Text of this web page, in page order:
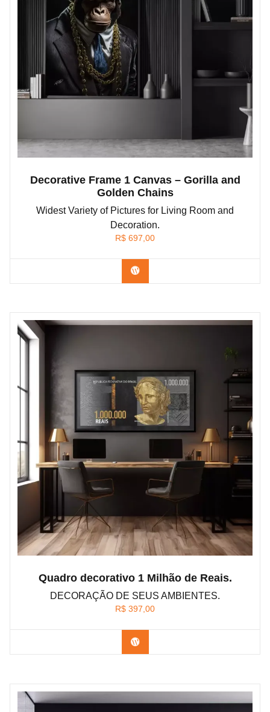
Decorative Frame 1 Canvas – Gorilla and
Golden Chains
Widest Variety of Pictures for Living Room and
Decoration.
R$ 697,00
Confira os modelos
Quadro decorativo 1 Milhão de Reais.
DECORAÇÃO DE SEUS AMBIENTES.
R$ 397,00
Confira os modelos